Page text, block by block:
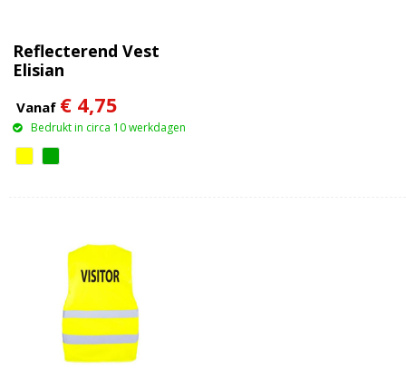
Reflecterend Vest
Elisian
Vanaf € 4,75
Bedrukt in circa 10 werkdagen